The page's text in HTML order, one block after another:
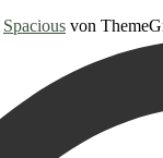
Spacious von